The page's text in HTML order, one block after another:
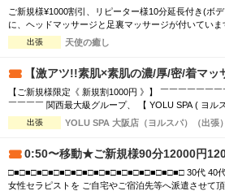
ご新規様¥1000割引、リピーター様10分延長付き(ボ
に、ヘッドマッサージと足裏マッサージが付いています。 ☆オイルコース
ルミックスコース 90分 ￥13,000→¥12,000 120分 ￥16,000→¥15,000 150分 ￥20,0
00→¥19,000 180分 ￥24,000→¥23,000 ☆ボディケアマッサージコース 90分 ￥1
出張 天使の癒し
【激アツ!!素肌×素肌の濃/厚/密/着マッ
【ご新規様限定《 新規割1000円 》】 ￣￣￣￣￣￣￣￣￣【店舗説明】￣￣￣￣￣
￣￣￣￣ 関西最大級グループ、 【 YOLU SPA ( ヨルスパ ) 】が日本橋にOPEN！
あなたの常識を超える、 「五感ブチヌクとびきり体
様に、選ばれる、愛される、ハマってしまう、 そんな
出張 YOLU SPA 大阪店（ヨルスパ）（出張）
0:50〜移動★ご新規様90分12000円
□■□■□■□■□■□■□■□■□■□■□■□■□■□■□■□ 30代 40代
女性セラピストを ご自宅やご宿泊先等へ派遣させて